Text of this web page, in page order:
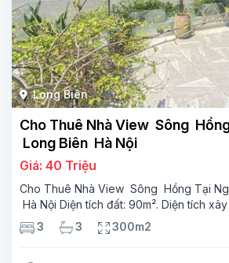
Long Biên
Cho Thuê Nhà View Sông
Long Biên Hà Nội
Giá: 40 Triệu
Cho Thuê Nhà View Sông Hồng Tại
Hà Nội Diện tích đất: 90m². Diện tích
tầng, 3 phòng ngủ,3 phòng tắm Tầng 1
Tầng lửng phòng ăn phòng bếp Tầng 2
3 3 300m2